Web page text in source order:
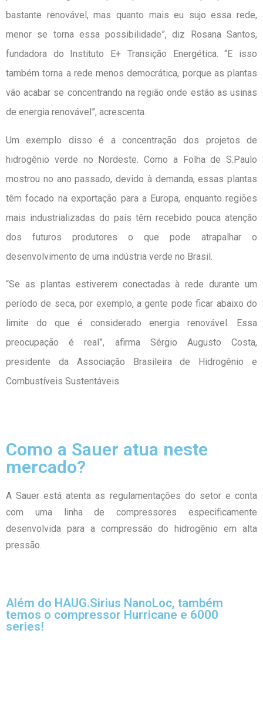
bastante renovável, mas quanto mais eu sujo essa rede,
menor se torna essa possibilidade”, diz Rosana Santos,
fundadora do Instituto E+ Transição Energética. “E isso
também torna a rede menos democrática, porque as plantas
vão acabar se concentrando na região onde estão as usinas
de energia renovável”, acrescenta.
Um exemplo disso é a concentração dos projetos de
hidrogênio verde no Nordeste. Como a Folha de S.Paulo
mostrou no ano passado, devido à demanda, essas plantas
têm focado na exportação para a Europa, enquanto regiões
mais industrializadas do país têm recebido pouca atenção
dos futuros produtores o que pode atrapalhar o
desenvolvimento de uma indústria verde no Brasil.
“Se as plantas estiverem conectadas à rede durante um
período de seca, por exemplo, a gente pode ficar abaixo do
limite do que é considerado energia renovável. Essa
preocupação é real”, afirma Sérgio Augusto Costa,
presidente da Associação Brasileira de Hidrogênio e
Combustíveis Sustentáveis.
Como a Sauer atua neste
mercado?
A Sauer está atenta as regulamentações do setor e conta
com uma linha de compressores especificamente
desenvolvida para a compressão do hidrogênio em alta
pressão.
Além do HAUG.Sirius NanoLoc, também
temos o compressor Hurricane e 6000
series!